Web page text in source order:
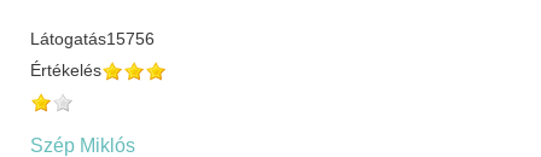
Látogatás15756
Értékelés
Szép Miklós